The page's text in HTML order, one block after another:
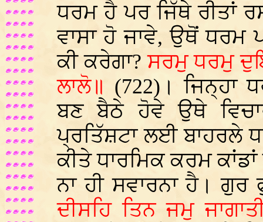
ਧਰਮ ਹੈ ਪਰ ਜਿੱਥੇ ਰੀਤਾਂ
ਵਾਸਾ ਹੋ ਜਾਵੇ, ਉਥੋਂ ਧਰਮ
ਕੀ ਕਰੇਗਾ?ਸਰਮੁ ਧਰਮੁ
ਲਾਲੋ॥ (722)। ਜਿਨ੍ਹਾ
ਬਣ ਬੈਠੇ ਹੋਵੇ ਉਥੇ
ਪ੍ਰਤਿੱਸ਼ਟਾ ਲਈ ਬਾਹਰਲੇ
ਕੀਤੇ ਧਾਰਮਿਕ ਕਰਮ
ਨਾ ਹੀ ਸਵਾਰਨਾ ਹੈ।
ਦੀਸਹਿ ਤਿਨ ਜਮੁ